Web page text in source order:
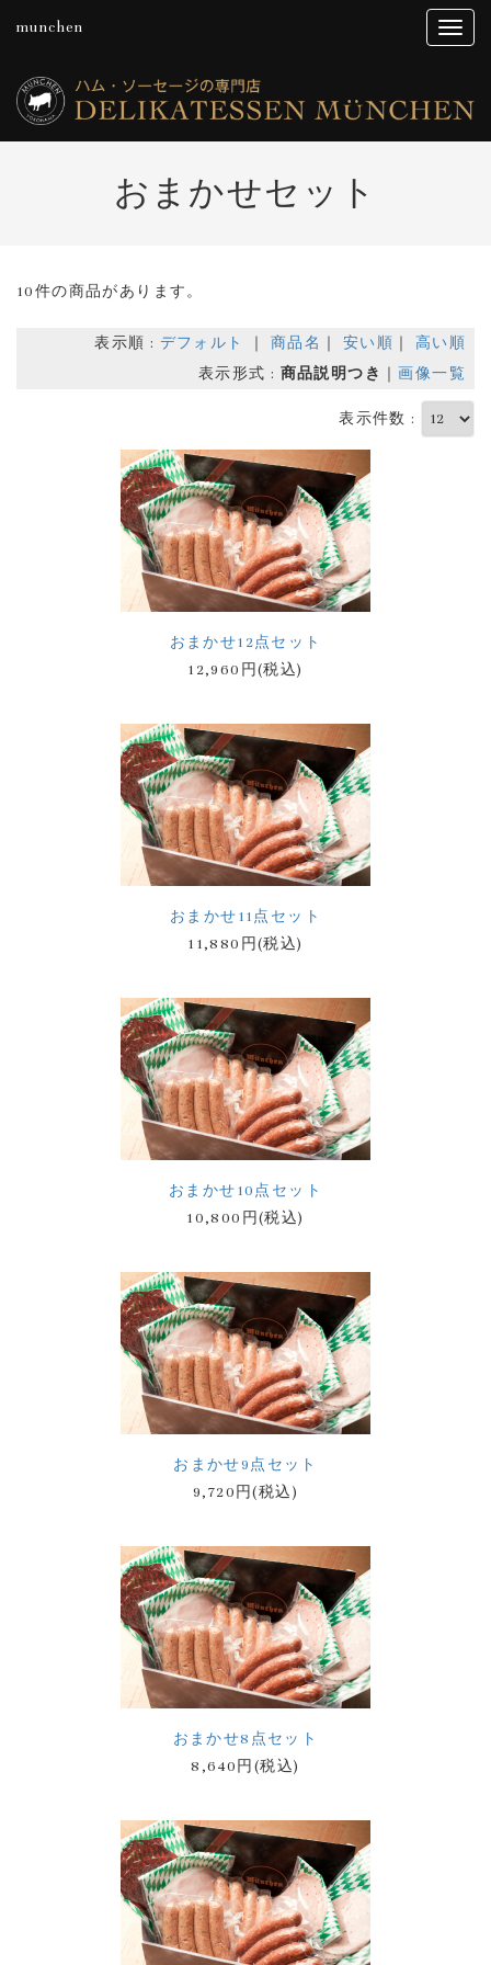
munchen
おまかせセット
10件の商品があります。
表示順 : デフォルト 商品名 安い順
高い順
表示形式 : 商品説明つき 画像一覧
表示件数 :
おまかせ12点セット
12,960円(税込)
おまかせ11点セット
11,880円(税込)
おまかせ10点セット
10,800円(税込)
おまかせ9点セット
9,720円(税込)
おまかせ8点セット
8,640円(税込)